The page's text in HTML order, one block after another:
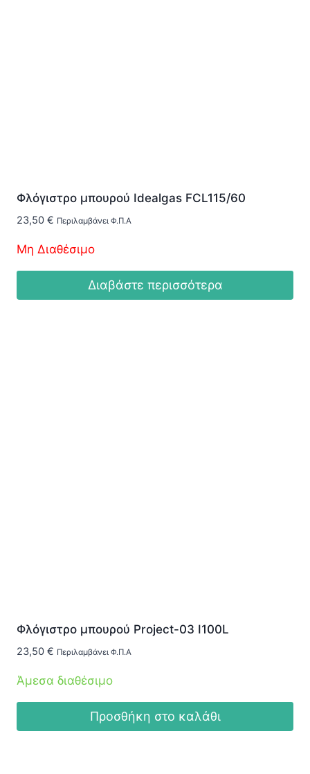
Φλόγιστρο μπουρού Idealgas FCL115/60
23,50 € Περιλαμβάνει Φ.Π.Α
Μη Διαθέσιμο
Διαβάστε περισσότερα
Φλόγιστρο μπουρού Project-03 I100L
23,50 € Περιλαμβάνει Φ.Π.Α
Άμεσα διαθέσιμο
Προσθήκη στο καλάθι